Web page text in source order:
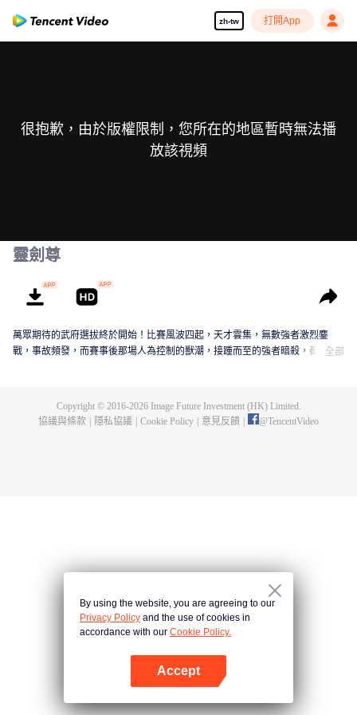
zh-tw 打開App
很抱歉，由於版權限制，您所在的地區暫時無法播
放該視頻
靈劍尊
萬眾期待的武府選拔終於開始！比賽風波四起，天才雲集，無數強者激烈鏖
戰，事故頻發，而賽事後那場人為控制的獸潮，接踵而至的強者暗殺，都顯示
全部
Copyright © 2016-2026Image Future Investment (HK) Limited.
協議與條款
隱私協議 Cookie Policy 意見反饋 @TencentVideo
By using the website, you are agreeing to our
Privacy Policy and the use of cookies in
accordance with our Cookie Policy.
Accept